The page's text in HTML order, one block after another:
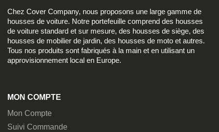
Chez Cover Company, nous proposons une large gamme de
housses de voiture. Notre portefeuille comprend des housses
de voiture standard et sur mesure, des housses de siège, des
housses de mobilier de jardin, des housses de moto et autres.
Tous nos produits sont fabriqués à la main et en utilisant un
approvisionnement local en Europe.
MON COMPTE
Mon Compte
Suivi Commande